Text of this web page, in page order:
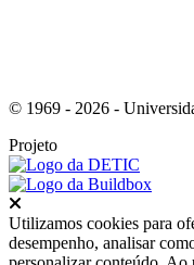
© 1969 - 2026 -
Projeto
Utilizamos cookies para
desempenho, analisar